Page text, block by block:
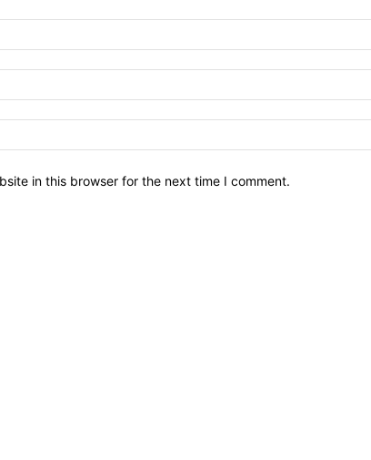
in this browser for the next time I comment.